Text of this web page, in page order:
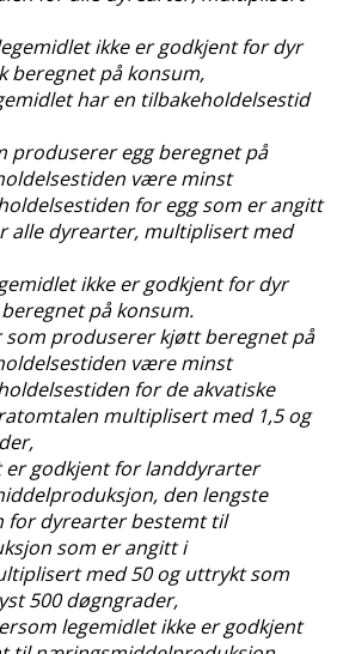
ikke er godkjent for dyr
beregnet på konsum,
har en tilbakeholdelsestid
produserer egg beregnet på
være minst
for egg som er angitt
alle dyrearter, multiplisert med
ikke er godkjent for dyr
på konsum.
som produserer kjøtt beregnet på
være minst
for de akvatiske
multiplisert med 1,5 og
er godkjent for landdyrarter
den lengste
for dyrearter bestemt til
som er angitt i
med 50 og uttrykt som
500 døgngrader,
legemidlet ikke er godkjent